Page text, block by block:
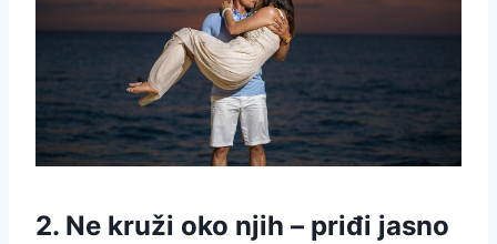
2. Ne kruži oko njih – priđi jasno